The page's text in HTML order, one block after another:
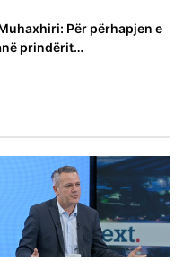
Për përhapjen e
prindërit…